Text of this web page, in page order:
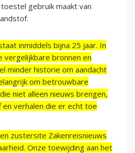
gebruik maakt van
inmiddels bijna 25 jaar. In
vergelijkbare bronnen en
minder historie om aandacht
om betrouwbare
niet alleen nieuws brengen,
verhalen die er echt toe
zustersite Zakenreisnieuws
Onze toewijding aan het